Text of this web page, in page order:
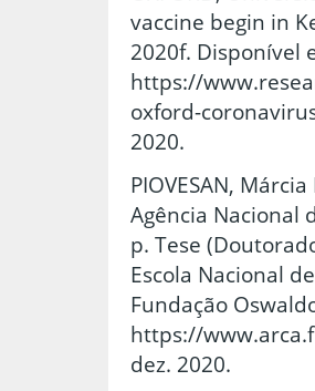
vaccine begin in
2020f. Disponível
https://
oxford-
2020.
PIOVESAN,
Agência Nacional
p. Tese
Escola Nacional
Fundação
https://
dez. 2020.